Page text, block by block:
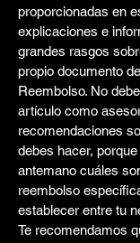
proporcionadas en
explicaciones e
grandes rasgos
propio documento
Reembolso. No
artículo como
recomendaciones
debes hacer,
antemano cuáles
reembolso
establecer entre tu
Te recomendamos